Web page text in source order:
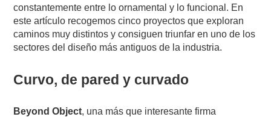
constantemente entre lo ornamental y lo funcional. En
este artículo recogemos cinco proyectos que exploran
caminos muy distintos y consiguen triunfar en uno de los
sectores del diseño más antiguos de la industria.
Curvo, de pared y curvado
Beyond Object, una más que interesante firma